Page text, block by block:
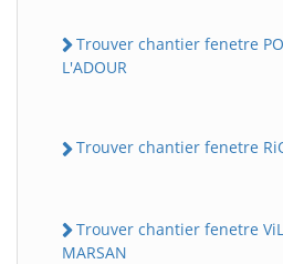
Trouver chantier fenetre
L'ADOUR
Trouver chantier fenetre
Trouver chantier fenetre
MARSAN